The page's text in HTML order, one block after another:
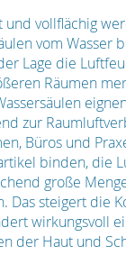
und vollflächig
vom Wasser
Lage die
Räumen
zur
Büros und
binden, die
große
Das steigert die
wirkungsvoll
der Haut und